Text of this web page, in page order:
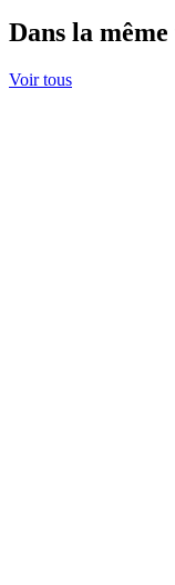
Dans la
Voir tous